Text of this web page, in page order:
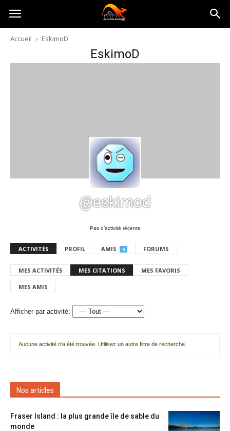
Australia-
australie.com
Accueil EskimoD
EskimoD
@eskimod
Pas d’activité récente
ACTIVITÉS PROFIL AMIS 0 FORUMS
MES ACTIVITÉS MES CITATIONS MES FAVORIS
MES AMIS
Afficher par activité:
Aucune activité n'a été trouvée. Utilisez un autre filtre de recherche.
Nos articles
Fraser Island : la plus grande île de sable du
monde